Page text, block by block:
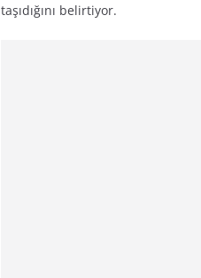
taşıdığını belirtiyor.